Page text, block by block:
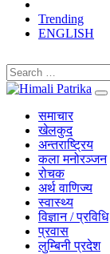
Trending
ENGLISH
समाचार
खेलकुद
अन्तराष्ट्रिय
कला मनोरञ्जन
रोचक
अर्थ वाणिज्य
स्वास्थ्य
विज्ञान / प्रविधि
प्रवास
लुम्बिनी प्रदेश